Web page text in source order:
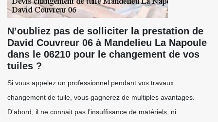
N’oubliez pas de solliciter la prestation de
David Couvreur 06 à Mandelieu La Napoule
dans le 06210 pour le changement de vos
tuiles ?
Si vous appelez un professionnel pendant vos travaux
changement de tuile, vous gagnerez de multiples avantages.
D’abord, il ne connait pas l’insuffisance de matériels, ni